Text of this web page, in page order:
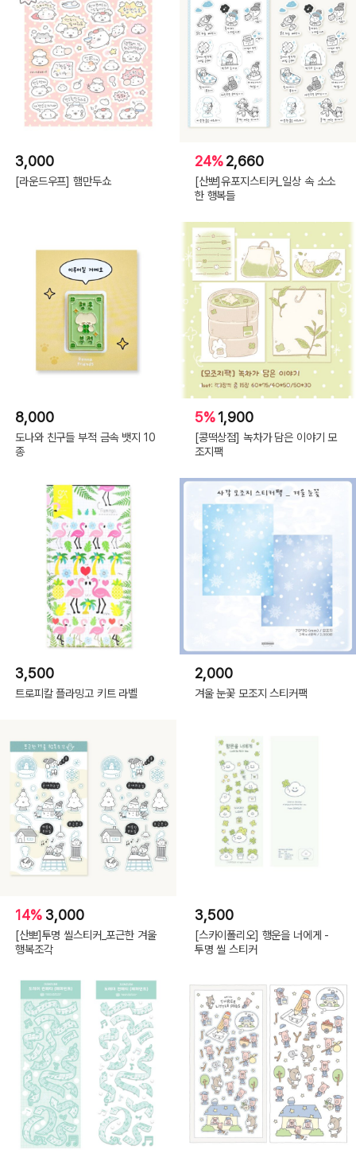
3,000
[라운드우프] 햄만두쇼
24%2,660
[산뽀]유포지스티커_일상 속 소소
한 행복들
8,000
도나와 친구들 부적 금속 뱃지 10
종
5%1,900
[콩떡상점] 녹차가 담은 이야기 모
조지팩
3,500
트로피칼 플라밍고 키트 라벨
2,000
겨울 눈꽃 모조지 스티커팩
14% 3,000
[산뽀]투명 씰스티커_포근한 겨울
행복조각
3,500
[스카이폴리오] 행운을 너에게 -
투명 씰 스티커